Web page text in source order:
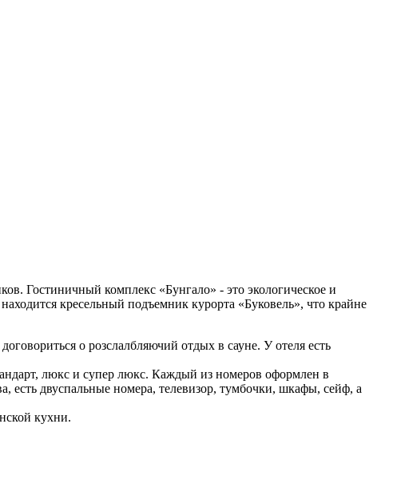
Гостиничный комплекс «Бунгало» - это экологическое и
кресельный подъемник курорта «Буковель», что крайне
о розслалбляючий отдых в сауне. У отеля есть
люкс и супер люкс. Каждый из номеров оформлен в
есть двуспальные номера, телевизор, тумбочки, шкафы, сейф, а
кухни.